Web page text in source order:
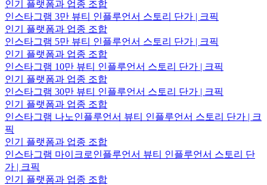
인기 플랫폼과 업종 조합
인스타그램 3만 뷰티 인플루언서 스토리 단가 | 크픽
인기 플랫폼과 업종 조합
인스타그램 5만 뷰티 인플루언서 스토리 단가 | 크픽
인기 플랫폼과 업종 조합
인스타그램 10만 뷰티 인플루언서 스토리 단가 | 크픽
인기 플랫폼과 업종 조합
인스타그램 30만 뷰티 인플루언서 스토리 단가 | 크픽
인기 플랫폼과 업종 조합
인스타그램 나노인플루언서 뷰티 인플루언서 스토리 단가 | 크
픽
인기 플랫폼과 업종 조합
인스타그램 마이크로인플루언서 뷰티 인플루언서 스토리 단
가 | 크픽
인기 플랫폼과 업종 조합